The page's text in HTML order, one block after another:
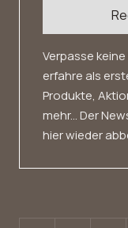
Verpasse
erfahre als
Produkte,
mehr... Der
hier wieder